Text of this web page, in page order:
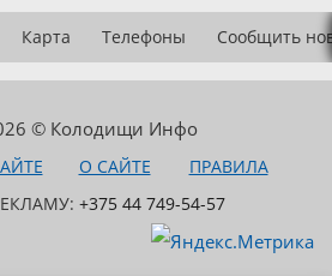
Карта Телефоны Сообщить
© Колодищи Инфо
О САЙТЕ
ПРАВИЛА
+375 44 749-54-57